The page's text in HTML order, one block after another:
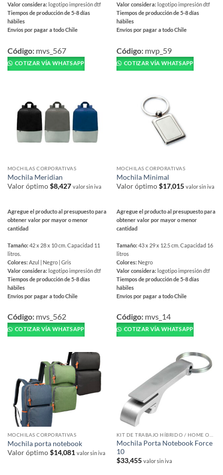
Valor considera: logotipo impresión dtf
Tiempos de producción de 5-8 días
hábiles
Envíos por pagar a todo Chile
producto
tiene
múltiples
opciones
pueden
elegir
de
producto
Código: mvs_567
COTIZAR VÍA WHATSAPP
Valor considera: logotipo impresión dtf
Tiempos de producción de 5-8 días
hábiles
Envíos por pagar a todo Chile
producto
tiene
múltiples
opciones
de
producto
Código: mvp_59
COTIZAR VÍA WHATSAPP
MOCHILAS CORPORATIVAS
Mochila Meridian
Valor óptimo$8,427 valor sin iva
Agregue el producto al presupuesto para
obtener valor por mayor o menor
cantidad
Tamaño:42 x 28 x 10 cm. Capacidad 11
litros.
Colores:Azul | Negro | Gris
Valor considera: logotipo impresión dtf
Tiempos de producción de 5-8 días
hábiles
Envíos por pagar a todo Chile
producto
tiene
múltiples
pueden
elegir
en
de
producto
Código: mvs_562
COTIZAR VÍA WHATSAPP
MOCHILAS CORPORATIVAS
Mochila Minimal
Valor óptimo$17,015 valor sin iva
Agregue el producto al presupuesto para
obtener valor por mayor o menor
cantidad
Tamaño:43 x 29 x 12.5 cm. Capacidad 16
litros
Colores: Negro
Valor considera: logotipo impresión dtf
Tiempos de producción de 5-8 días
hábiles
Envíos por pagar a todo Chile
producto
tiene
múltiples
pueden
elegir
en
la
de
producto
Código: mvs_14
COTIZAR VÍA WHATSAPP
MOCHILAS CORPORATIVAS
Mochila porta notebook
Valor óptimo$14,081 valor sin iva
Mochila Porta Notebook Force
10
$33,455 valor sin iva